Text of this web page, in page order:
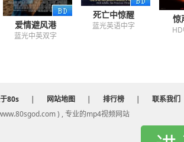
爱情避风港
蓝光中英双字
死亡中惊醒
蓝光英语中字
惊
80s | 网站地图 | 排行榜 |
联系我们
) , 专业的mp4视频网站